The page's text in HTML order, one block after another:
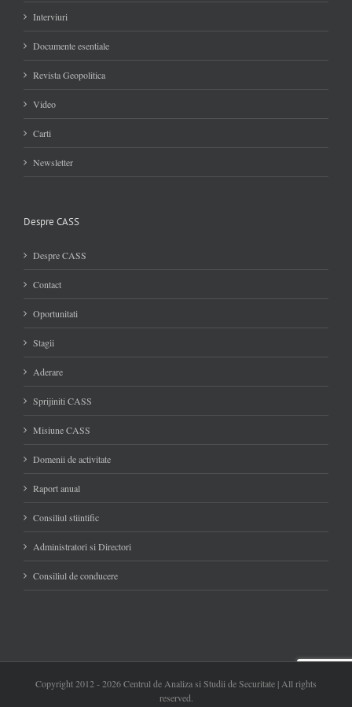
Interviuri
Documente esentiale
Revista Geopolitica
Video
Carti
Newsletter
Despre CASS
Despre CASS
Contact
Oportunitati
Stagii
Aderare
Sprijiniti CASS
Misiune CASS
Domenii de activitate
Raport anual
Consiliul stiintific
Administratori si Directori
Consiliul de conducere
Copyright 2012 -2026 Centrul de Analiza si Studii de Securitate | All rights
reserved.